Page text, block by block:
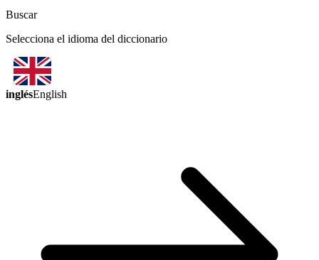
Buscar
Selecciona el idioma del diccionario
inglésEnglish